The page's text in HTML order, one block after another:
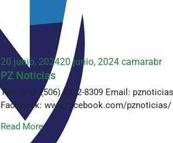
20 junio, 202420 junio, 2024 camarabr
PZ Noticias
Teléfono: (506) 8322-8309 Email:
Facebook: www.facebook.com/pznoticias/
Read More